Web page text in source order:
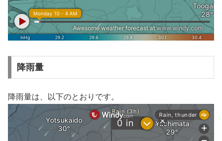
降雨量
降雨量は、以下のとおりです。